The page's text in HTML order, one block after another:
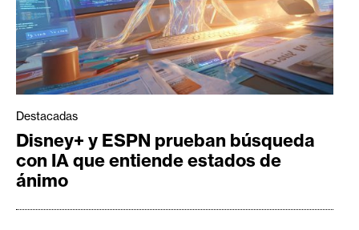
Destacadas
Disney+ y ESPN prueban búsqueda
con IA que entiende estados de
ánimo